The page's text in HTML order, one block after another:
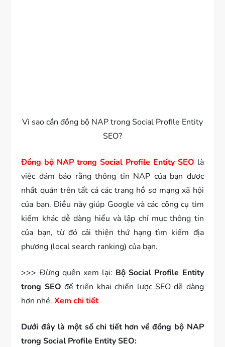
Vì sao cần đồng bộ NAP trong Social Profile Entity
SEO?
Đồng bộ NAP trong Social Profile Entity SEO là
việc đảm bảo rằng thông tin NAP của bạn được
nhất quán trên tất cả các trang hồ sơ mạng xã hội
của bạn. Điều này giúp Google và các công cụ tìm
kiếm khác dễ dàng hiểu và lập chỉ mục thông tin
của bạn, từ đó cải thiện thứ hạng tìm kiếm địa
phương (local search ranking) của bạn.
>>> Đừng quên xem lại: Bộ Social Profile Entity
trong SEO để triển khai chiến lược SEO dễ dàng
hơn nhé.Xem chi tiết
Dưới đây là một số chi tiết hơn về đồng bộ NAP
trong Social Profile Entity SEO: